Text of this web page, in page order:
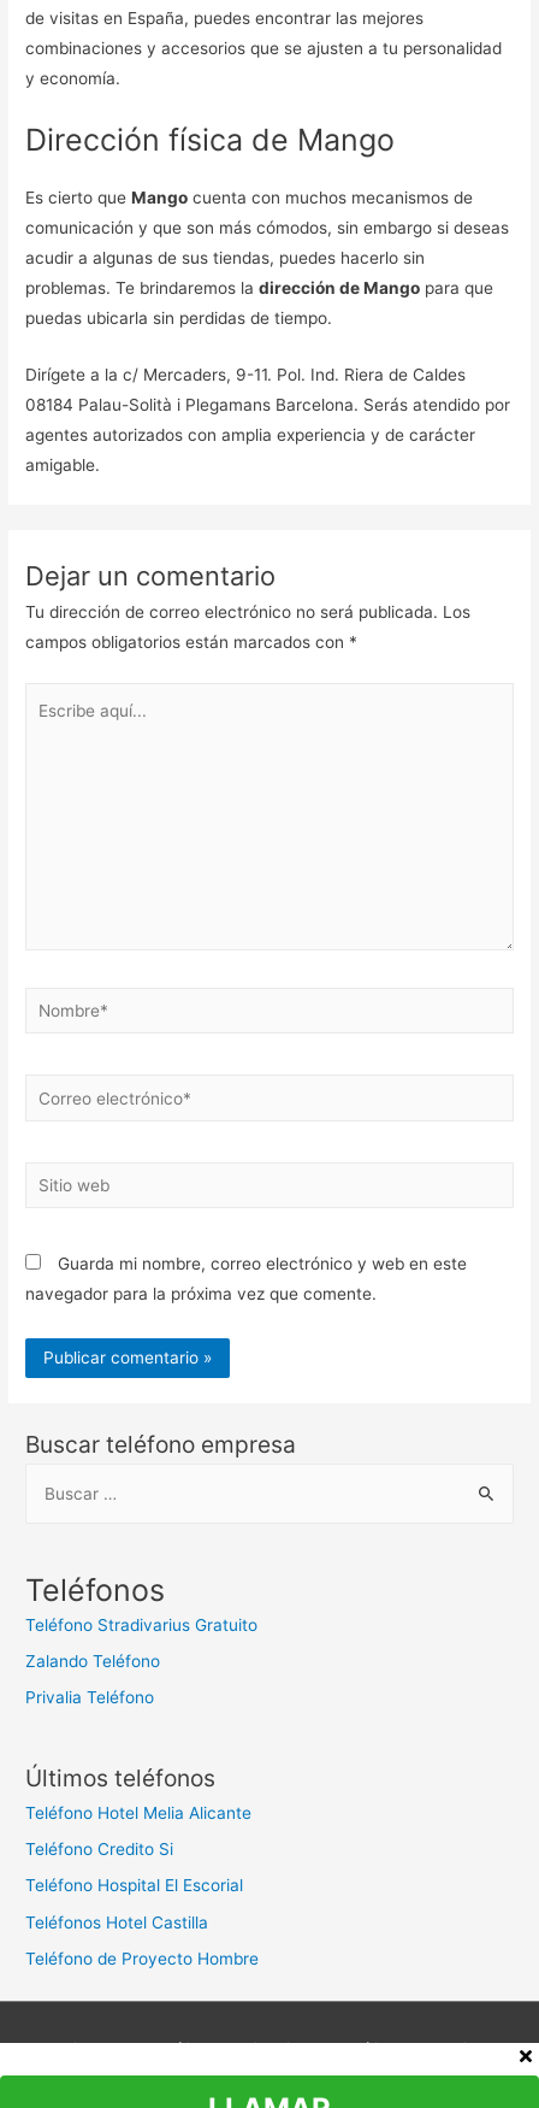
de visitas en España, puedes encontrar las mejores
combinaciones y accesorios que se ajusten a tu personalidad
y economía.
Dirección física de Mango
Es cierto queMango cuenta con muchos mecanismos de
comunicación y que son más cómodos, sin embargo si deseas
acudir a algunas de sus tiendas, puedes hacerlo sin
problemas. Te brindaremos ladirección de Mango para que
puedas ubicarla sin perdidas de tiempo.
Dirígete a la c/ Mercaders, 9-11. Pol. Ind. Riera de Caldes
08184 Palau-Solità i Plegamans Barcelona. Serás atendido por
agentes autorizados con amplia experiencia y de carácter
amigable.
Dejar un comentario
Tu dirección de correo electrónico no será publicada. Los
campos obligatorios están marcados con *
Nombre*
Correo
Sitio
Guarda mi nombre, correo electrónico y web en este
navegador para la próxima vez que comente.
Buscar teléfono empresa
c
:
Teléfonos
Teléfono Stradivarius Gratuito
Zalando Teléfono
Privalia Teléfono
Últimos teléfonos
Teléfono Hotel Melia Alicante
Teléfono Credito Si
Teléfono Hospital El Escorial
Teléfonos Hotel Castilla
Teléfono de Proyecto Hombre
Aviso legal Política de privacidad
Política de cookies
Contacto